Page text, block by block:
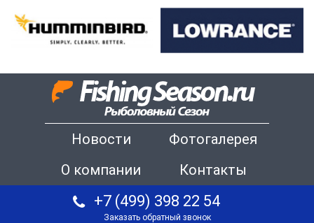
Новости
Фотогалерея
О компании
Контакты
+7 (499) 398 22 54
Заказать обратный звонок